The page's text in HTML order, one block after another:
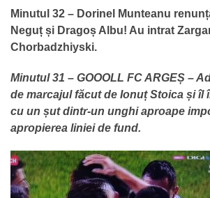
Minutul 32 – Dorinel Munteanu
Neguț și Dragoș Albu! Au intrat
Chorbadzhiyski.
Minutul 31 – GOOOLL FC ARGEȘ –
de marcajul făcut de Ionuț Stoica și îl
cu un șut dintr-un unghi aproape
apropierea liniei de fund.